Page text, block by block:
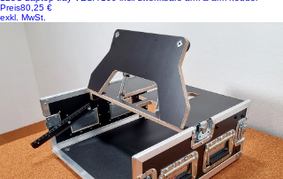
Preis80,25 €
exkl. MwSt.